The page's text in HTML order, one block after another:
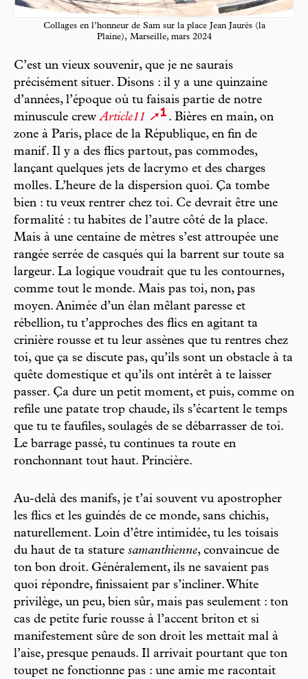
Collages en l’honneur de Sam sur la place Jean Jaurès (la
Plaine), Marseille, mars 2024
C’est un vieux souvenir, que je ne saurais
précisément situer. Disons : il y a une quinzaine
d’années, l’époque où tu faisais partie de notre
minuscule crewArticle11 1 . Bières en main, on
zone à Paris, place de la République, en fin de
manif. Il y a des flics partout, pas commodes,
lançant quelques jets de lacrymo et des charges
molles. L’heure de la dispersion quoi. Ça tombe
bien : tu veux rentrer chez toi. Ce devrait être une
formalité : tu habites de l’autre côté de la place.
Mais à une centaine de mètres s’est attroupée une
rangée serrée de casqués qui la barrent sur toute sa
largeur. La logique voudrait que tu les contournes,
comme tout le monde. Mais pas toi, non, pas
moyen. Animée d’un élan mêlant paresse et
rébellion, tu t’approches des flics en agitant ta
crinière rousse et tu leur assènes que tu rentres chez
toi, que ça se discute pas, qu’ils sont un obstacle à ta
quête domestique et qu’ils ont intérêt à te laisser
passer. Ça dure un petit moment, et puis, comme on
refile une patate trop chaude, ils s’écartent le temps
que tu te faufiles, soulagés de se débarrasser de toi.
Le barrage passé, tu continues ta route en
ronchonnant tout haut. Princière.
Au-delà des manifs, je t’ai souvent vu apostropher
les flics et les guindés de ce monde, sans chichis,
naturellement. Loin d’être intimidée, tu les toisais
du haut de ta stature samanthienne, convaincue de
ton bon droit. Généralement, ils ne savaient pas
quoi répondre, finissaient par s’incliner. White
privilège, un peu, bien sûr, mais pas seulement : ton
cas de petite furie rousse à l’accent briton et si
manifestement sûre de son droit les mettait mal à
l’aise, presque penauds. Il arrivait pourtant que ton
toupet ne fonctionne pas : une amie me racontait